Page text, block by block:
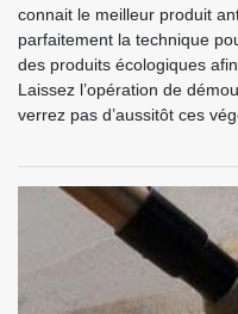
connait le meilleur produit
parfaitement la technique
des produits écologiques
Laissez l’opération de
verrez pas d’aussitôt ces